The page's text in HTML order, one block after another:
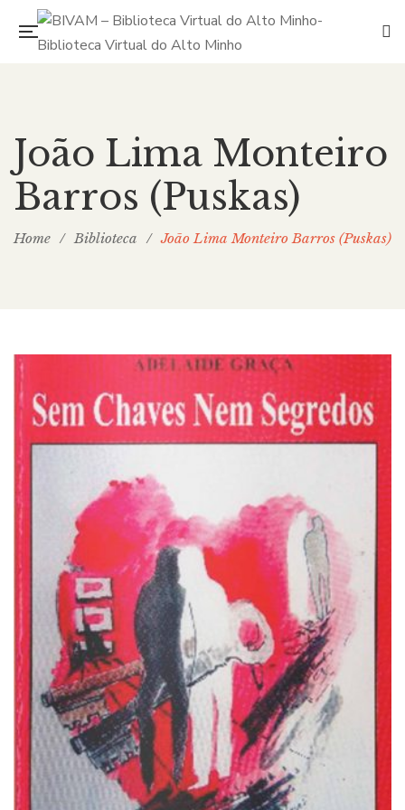
João Lima Monteiro
Barros (Puskas)
Home / Biblioteca / João Lima Monteiro Barros (Puskas)